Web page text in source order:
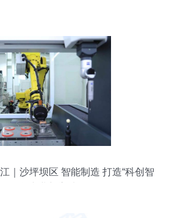
｜沙坪坝区 智能制造 打造“科创智